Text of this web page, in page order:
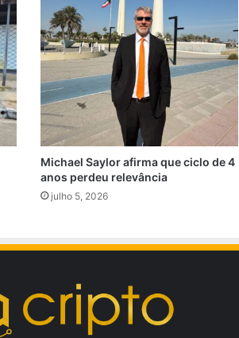
Michael Saylor afirma que ciclo de 4
anos perdeu relevância
julho 5, 2026